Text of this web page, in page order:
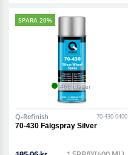
SPARA 20%
466 i lager
Q-Refinish 70-430-0400
70-430 Fälgspray Silver